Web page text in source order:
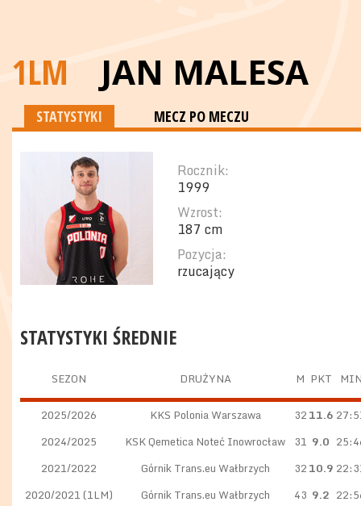
1LM JAN MALESA
STATYSTYKI MECZ PO MECZU
Rocznik:
1999
Wzrost:
187 cm
Pozycja:
rzucający
STATYSTYKI ŚREDNIE
SEZON DRUŻYNA M PKT
2025/2026 KKS Polonia Warszawa 3211.6
2024/2025
KSK Qemetica Noteć Inowrocław 31 9.0
2021/2022
Górnik Trans.eu Wałbrzych 3210.9
2020/2021 (1LM)
Górnik Trans.eu Wałbrzych 43 9.2